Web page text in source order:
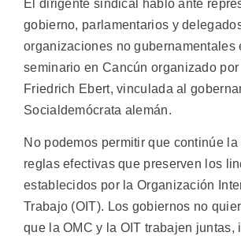
El dirigente sindical habló ante
gobierno, parlamentarios y
organizaciones no gubernamentales
seminario en Cancún organizado
Friedrich Ebert, vinculada al
Socialdemócrata alemán.
No podemos permitir que continúe
reglas efectivas que preserven los
establecidos por la Organización
Trabajo (OIT). Los gobiernos no
que la OMC y la OIT trabajen juntas,